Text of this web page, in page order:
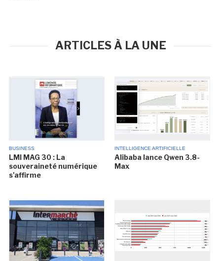
ARTICLES À LA UNE
BUSINESS
LMI MAG 30 : La
souveraineté numérique
s'affirme
INTELLIGENCE ARTIFICIELLE
Alibaba lance Qwen 3.8-
Max